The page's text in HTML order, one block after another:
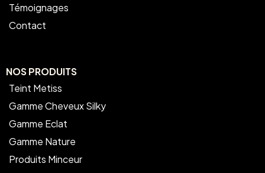
Témoignages
Contact
NOS PRODUITS
Teint Metiss
Gamme Cheveux Silky
Gamme Eclat
Gamme Nature
Produits Minceur